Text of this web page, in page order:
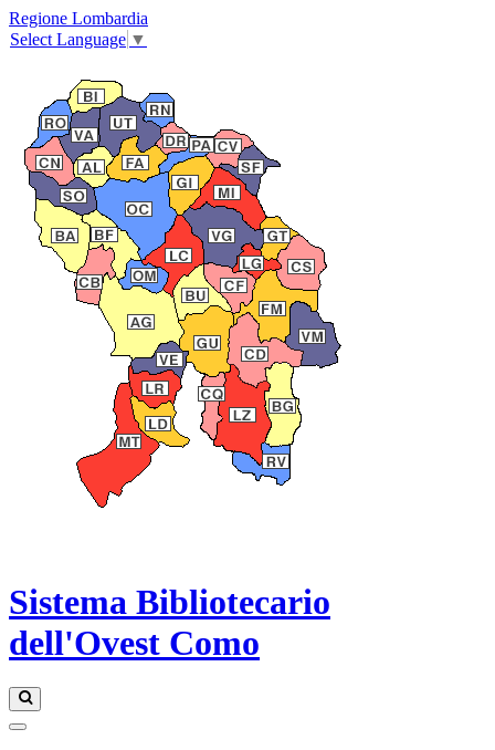
Regione Lombardia
Select Language ▼
Sistema Bibliotecario
dell'Ovest Como